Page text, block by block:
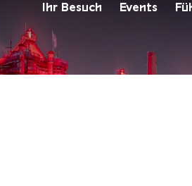
Ihr Besuch Events
Hochofengruppe in Rot
Copyright: Weltkulturerbe